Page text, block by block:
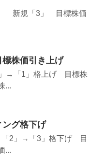
） 新規「3」 目標株価
株価引き上げ
→「1」格上げ 目標株
...
ング格下げ
「2」→「3」格下げ 目
...